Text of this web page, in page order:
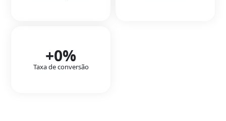
+0%
Taxa de conversão